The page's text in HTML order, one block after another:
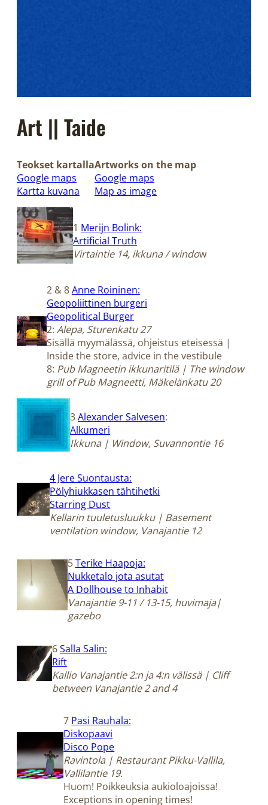
Art || Taide
Teokset kartalla
Google maps
Kartta kuvana
Artworks on the map
Google maps
Map as image
1 Merijn Bolink:
Artificial Truth
Virtaintie 14, ikkuna / window
2 & 8Anne Roininen:
Geopoliittinen burgeri
Geopolitical Burger
2: Alepa, Sturenkatu 27
Sisällä myymälässä, ohjeistus eteisessä |
Inside the store, advice in the vestibule
8: Pub Magneetin ikkunaritilä | The window
grill of Pub Magneetti, Mäkelänkatu 20
3Alexander Salvesen:
Alkumeri
Ikkuna | Window, Suvannontie 16
4 Jere Suontausta:
Pölyhiukkasen tähtihetki
Starring Dust
Kellarin tuuletusluukku | Basement
ventilation window, Vanajantie 12
5Terike Haapoja:
Nukketalo jota asutat
A Dollhouse to Inhabit
Vanajantie 9-11 / 13-15, huvimaja|
gazebo
6Salla Salin:
Rift
Kallio Vanajantie 2:n ja 4:n välissä | Cliff
between Vanajantie 2 and 4
7 Pasi Rauhala:
Diskopaavi
Disco Pope
Ravintola | Restaurant Pikku-Vallila,
Vallilantie 19.
Huom! Poikkeuksia aukioloajoissa!
Exceptions in opening times!